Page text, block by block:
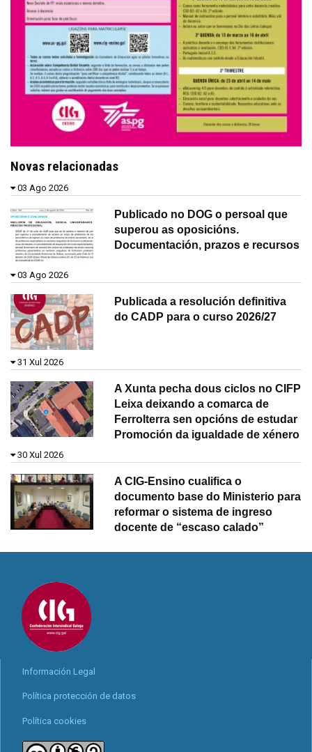
Novas relacionadas
03 Ago 2026
Publicado no DOG o persoal que
superou as oposicións.
Documentación, prazos e recursos
03 Ago 2026
Publicada a resolución definitiva
do CADP para o curso 2026/27
31 Xul 2026
A Xunta pecha dous ciclos no CIFP
Leixa deixando a comarca de
Ferrolterra sen opcións de estudar
Promoción da igualdade de xénero
30 Xul 2026
A CIG-Ensino cualifica o
documento base do Ministerio para
reformar o sistema de ingreso
docente de “escaso calado”
Información Legal
Política protección de datos
Política cookies